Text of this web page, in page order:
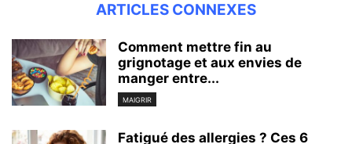
ARTICLES CONNEXES
Comment mettre fin au
grignotage et aux envies de
manger entre...
MAIGRIR
Fatigué des allergies ? Ces 6